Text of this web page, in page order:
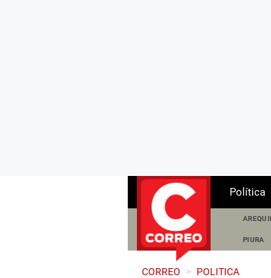
Política
PIURA
CORREO > POLITICA